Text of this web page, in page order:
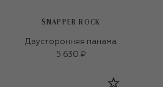
SNAPPER ROCK
Двусторонняя панама
5 630 ₽